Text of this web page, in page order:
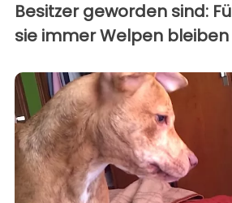
Besitzer geworden sind:
sie immer Welpen bleiben